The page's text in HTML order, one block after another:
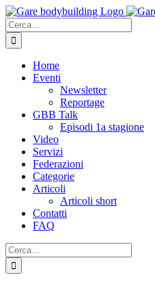
Salta
al
contenuto
Cerca
per:
Home
Eventi
Newsletter
Reportage
GBB Talk
Episodi 1a stagione
Video
Servizi
Federazioni
Categorie
Articoli
Articoli short
Contatti
FAQ
Cerca
per: